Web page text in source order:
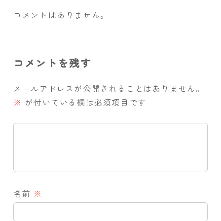
コメントはありません。
コメントを残す
メールアドレスが公開されることはありません。
※ が付いている欄は必須項目です
名前 ※